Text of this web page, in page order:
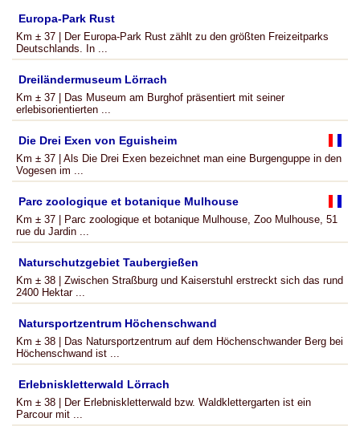
Europa-Park Rust
Km ± 37 | Der Europa-Park Rust zählt zu den größten Freizeitparks
Deutschlands. In ...
Dreiländermuseum Lörrach
Km ± 37 | Das Museum am Burghof präsentiert mit seiner
erlebisorientierten ...
Die Drei Exen von Eguisheim
Km ± 37 | Als Die Drei Exen bezeichnet man eine Burgenguppe in den
Vogesen im ...
Parc zoologique et botanique Mulhouse
Km ± 37 | Parc zoologique et botanique Mulhouse, Zoo Mulhouse, 51
rue du Jardin ...
Naturschutzgebiet Taubergießen
Km ± 38 | Zwischen Straßburg und Kaiserstuhl erstreckt sich das rund
2400 Hektar ...
Natursportzentrum Höchenschwand
Km ± 38 | Das Natursportzentrum auf dem Höchenschwander Berg bei
Höchenschwand ist ...
Erlebniskletterwald Lörrach
Km ± 38 | Der Erlebniskletterwald bzw. Waldklettergarten ist ein
Parcour mit ...